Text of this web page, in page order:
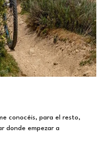
conocéis, para el resto,
donde empezar a